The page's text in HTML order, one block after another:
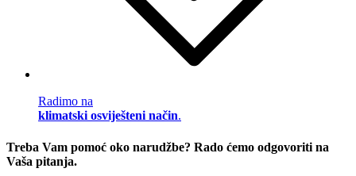
Radimo na
klimatski osviješteni način.
Treba Vam pomoć oko narudžbe? Rado ćemo odgovoriti na
Vaša pitanja.